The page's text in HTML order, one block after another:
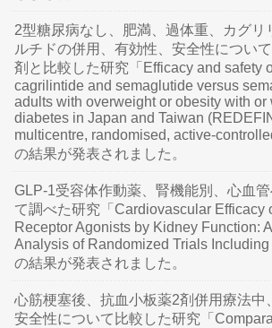
2型糖尿病なし、肥満、過体重、カグリ
ルチドの併用、有効性、安全性につい
剤と比較した研究「Efficacy and safety
cagrilintide and semaglutide versus
adults with overweight or obesity with or
diabetes in Japan and Taiwan
multicentre, randomised, active-
の結果が発表されました。
GLP-1受容体作動薬、腎機能別、心血
て調べた研究「Cardiovascular Efficacy
Receptor Agonists by Kidney Function:
Analysis of Randomized Trials Including
の結果が発表されました。
心筋梗塞後、抗血小板薬2剤併用療法中
安全性について比較した研究「